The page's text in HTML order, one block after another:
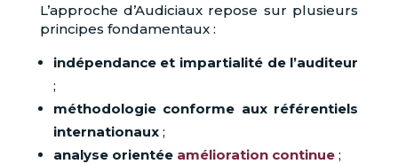
L’approche d’Audiciaux repose sur plusieurs
principes fondamentaux :
indépendance et impartialité de l’auditeur
;
méthodologie conforme aux référentiels
internationaux;
analyse orientée amélioration continue;